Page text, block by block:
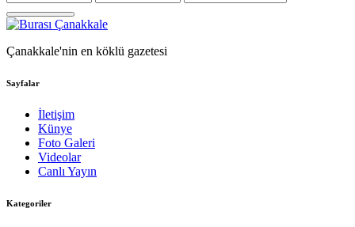
Çanakkale'nin en köklü gazetesi
Sayfalar
İletişim
Künye
Foto Galeri
Videolar
Canlı Yayın
Kategoriler